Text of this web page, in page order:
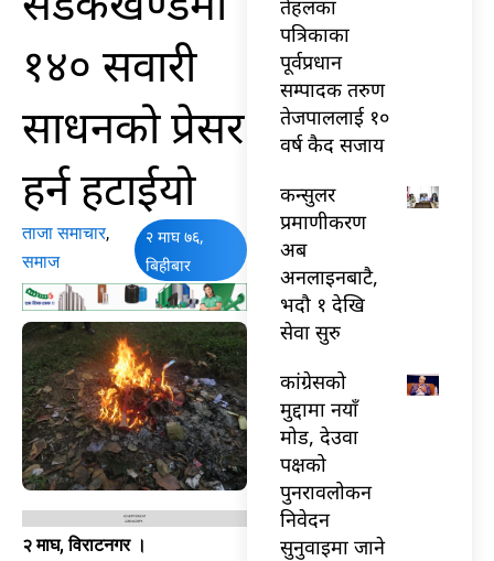
१४० सवारी
साधनको प्रेसर
हर्न हटाईयो
ताजा समाचार,
समाज
२ माघ ७६,
बिहीबार
२ माघ, विराटनगर ।
तेहलका
पत्रिकाका
पूर्वप्रधान
सम्पादक तरुण
तेजपाललाई १०
वर्ष कैद सजाय
कन्सुलर
प्रमाणीकरण
अब
अनलाइनबाटै,
भदौ १ देखि
सेवा सुरु
कांग्रेसको
मुद्दामा नयाँ
मोड, देउवा
पक्षको
पुनरावलोकन
निवेदन
सुनुवाइमा जाने